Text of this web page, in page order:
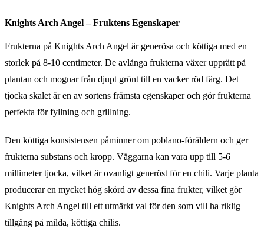
Knights Arch Angel – Fruktens Egenskaper
Frukterna på Knights Arch Angel är generösa och köttiga med en
storlek på 8-10 centimeter. De avlånga frukterna växer upprätt på
plantan och mognar från djupt grönt till en vacker röd färg. Det
tjocka skalet är en av sortens främsta egenskaper och gör frukterna
perfekta för fyllning och grillning.
Den köttiga konsistensen påminner om poblano-föräldern och ger
frukterna substans och kropp. Väggarna kan vara upp till 5-6
millimeter tjocka, vilket är ovanligt generöst för en chili. Varje planta
producerar en mycket hög skörd av dessa fina frukter, vilket gör
Knights Arch Angel till ett utmärkt val för den som vill ha riklig
tillgång på milda, köttiga chilis.